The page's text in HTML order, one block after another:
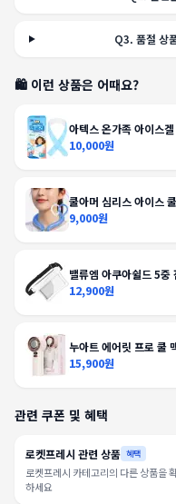
Q3. 품절 상
🛍️ 이런 상품은 어때요?
아텍스 온가족 아이스
10,000원
쿨아머 심리스 아이스
9,000원
밸류엠 아쿠아쉴드 5중
12,900원
누아트 에어릿 프로 쿨
15,900원
관련 쿠폰 및 혜택
로켓프레시 관련 상품 혜택
로켓프레시 카테고리의 다른 상품을
하세요